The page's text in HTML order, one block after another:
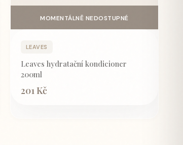
MOMENTÁLNĚ NEDOSTUPNÉ
LEAVES
Leaves hydratační kondicioner
200ml
201 Kč